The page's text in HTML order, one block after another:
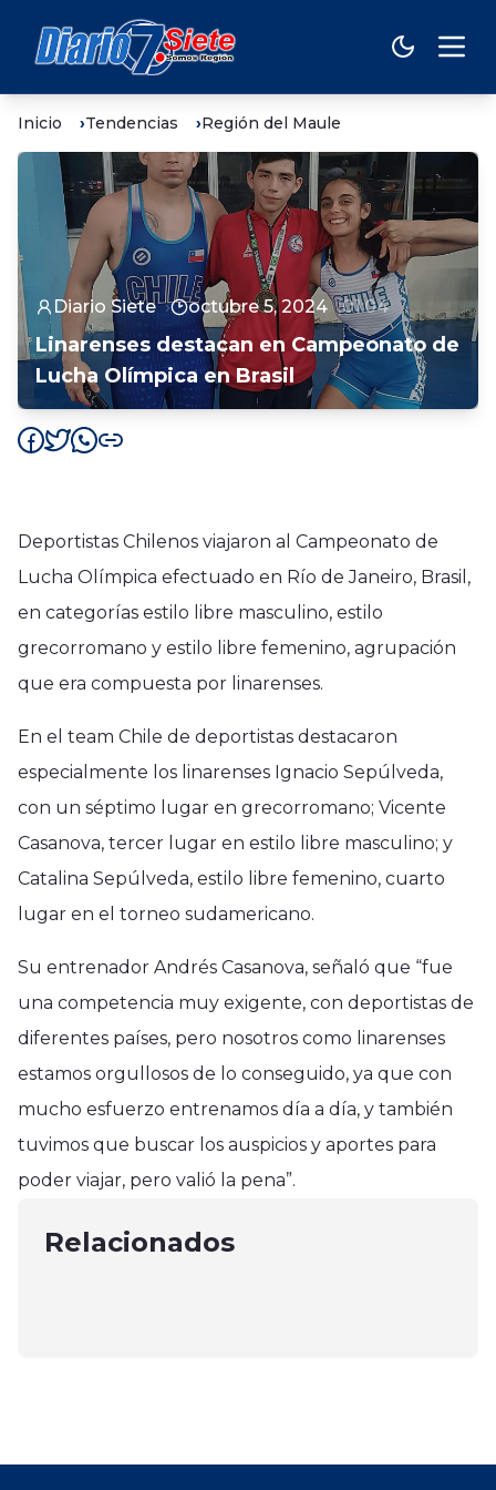
Inicio Tendencias Región del Maule
Diario Siete octubre 5, 2024 01:04
Linarenses destacan en Campeonato de
Lucha Olímpica en Brasil
Deportistas Chilenos viajaron al Campeonato de
Lucha Olímpica efectuado en Río de Janeiro, Brasil,
en categorías estilo libre masculino, estilo
grecorromano y estilo libre femenino, agrupación
que era compuesta por linarenses.
En el team Chile de deportistas destacaron
especialmente los linarenses Ignacio Sepúlveda,
con un séptimo lugar en grecorromano; Vicente
Casanova, tercer lugar en estilo libre masculino; y
Catalina Sepúlveda, estilo libre femenino, cuarto
lugar en el torneo sudamericano.
Su entrenador Andrés Casanova, señaló que “fue
una competencia muy exigente, con deportistas de
diferentes países, pero nosotros como linarenses
estamos orgullosos de lo conseguido, ya que con
mucho esfuerzo entrenamos día a día, y también
tuvimos que buscar los auspicios y aportes para
poder viajar, pero valió la pena”.
Relacionados
Tendencias
Alexis Sánchez y su proyecto de
septiembre 20, 2024
Tendencias
Incendio forestal en Pelarco
bomberos
2023: 'Succession' y 'The Bear'